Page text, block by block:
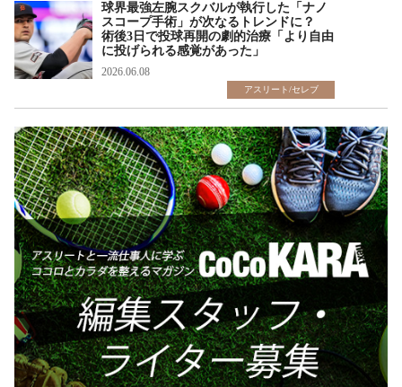
球界最強左腕スクバルが執行した「ナノ
スコープ手術」が次なるトレンドに？
術後3日で投球再開の劇的治療「より自由
に投げられる感覚があった」
2026.06.08
アスリート/セレブ